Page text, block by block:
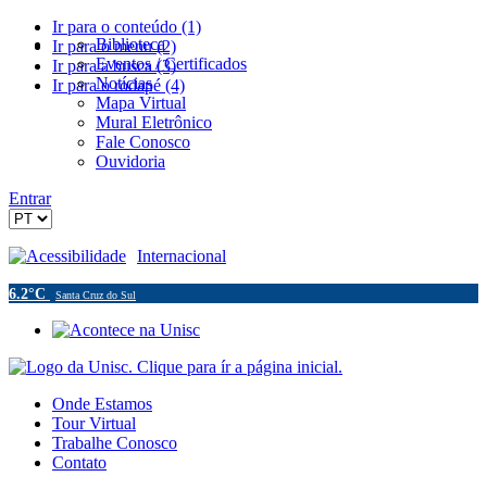
Ir para o conteúdo (1)
Ir para o menu (2)
Ir para a busca (3)
Ir para o rodapé (4)
Biblioteca
Eventos / Certificados
Notícias
Mapa Virtual
Mural Eletrônico
Fale Conosco
Ouvidoria
Entrar
Acessibilidade Internacional
6.2°C Santa Cruz do Sul
Onde Estamos
Tour Virtual
Trabalhe Conosco
Contato